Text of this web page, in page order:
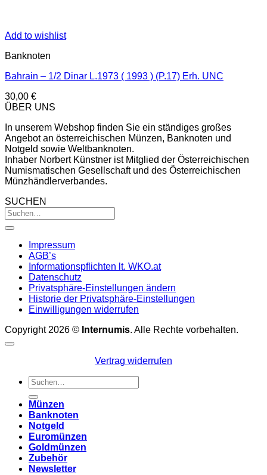
Add to wishlist
Banknoten
Bahrain – 1/2 Dinar L.1973 ( 1993 ) (P.17) Erh. UNC
30,00 €
ÜBER UNS
In unserem Webshop finden Sie ein ständiges großes
Angebot an österreichischen Münzen, Banknoten und
Notgeld sowie Weltbanknoten.
Inhaber Norbert Künstner ist Mitglied der Österreichischen
Numismatischen Gesellschaft und des Österreichischen
Münzhändlerverbandes.
SUCHEN
Impressum
AGB’s
Informationspflichten lt. WKO.at
Datenschutz
Privatsphäre-Einstellungen ändern
Historie der Privatsphäre-Einstellungen
Einwilligungen widerrufen
Copyright 2026 © Internumis. Alle Rechte vorbehalten.
Vertrag widerrufen
Suchen
nach:
Münzen
Banknoten
Notgeld
Euromünzen
Goldmünzen
Zubehör
Newsletter